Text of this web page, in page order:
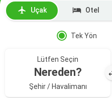
Uçak Otel
Tek Yön
Lütfen Seçin
Nereden?
Şehir / Havalimanı